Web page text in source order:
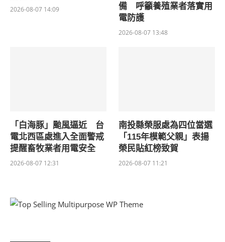
2026-08-07 14:09
備 呼籲養殖業者落實用
電防護
2026-08-07 13:48
「白海豚」颱風逼近 台
電北西區處進入全面警戒
提醒畜牧業者用電安全
2026-08-07 12:31
南投縣榮服處為四位當選
「115年模範父親」表揚
榮民貼紅榜致賀
2026-08-07 11:21